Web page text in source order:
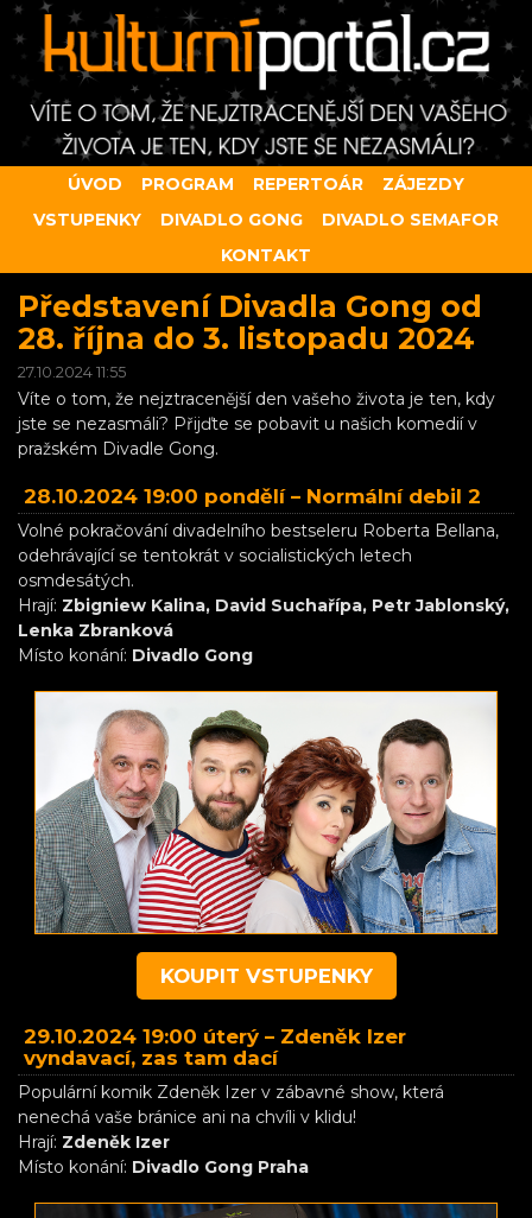
ÚVOD PROGRAM REPERTOÁR
ZÁJEZDY
VSTUPENKY
DIVADLO GONG
DIVADLO SEMAFOR
KONTAKT
Představení Divadla Gong od
28. října do 3. listopadu 2024
27.10.2024 11:55
Víte o tom, že nejztracenější den vašeho života je ten, kdy
jste se nezasmáli? Přijďte se pobavit u našich komedií v
pražském Divadle Gong.
28.10.2024 19:00 pondělí – Normální debil 2
Volné pokračování divadelního bestseleru Roberta Bellana,
odehrávající se tentokrát v socialistických letech
osmdesátých.
Hrají: Zbigniew Kalina, David Suchařípa, Petr Jablonský,
Lenka Zbranková
Místo konání: Divadlo Gong
KOUPIT VSTUPENKY
29.10.2024 19:00 úterý – Zdeněk Izer
vyndavací, zas tam dací
Populární komik Zdeněk Izer v zábavné show, která
nenechá vaše bránice ani na chvíli v klidu!
Hrají: Zdeněk Izer
Místo konání: Divadlo Gong Praha